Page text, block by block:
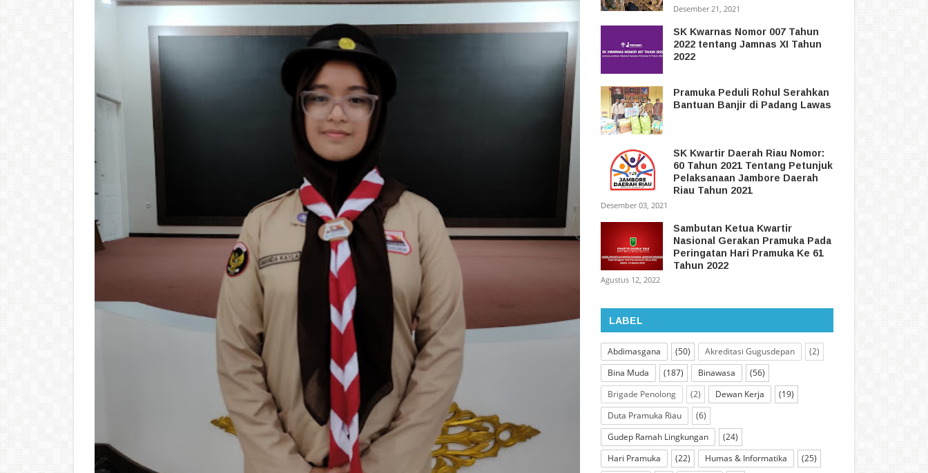
Desember 21, 2021
SK Kwarnas Nomor 007 Tahun
2022 tentang Jamnas XI Tahun
2022
Pramuka Peduli Rohul Serahkan
Bantuan Banjir di Padang Lawas
SK Kwartir Daerah Riau Nomor:
60 Tahun 2021 Tentang Petunjuk
Pelaksanaan Jambore Daerah
Riau Tahun 2021
Desember 03, 2021
Sambutan Ketua Kwartir
Nasional Gerakan Pramuka Pada
Peringatan Hari Pramuka Ke 61
Tahun 2022
Agustus 12, 2022
LABEL
Abdimasgana (50) Akreditasi Gugusdepan
(2)
Bina Muda
(187) Binawasa
(56)
Brigade Penolong
(2) Dewan Kerja
(19)
Duta Pramuka Riau
(6)
Gudep Ramah Lingkungan
(24)
Hari Pramuka
(22) Humas & Informatika
(25)